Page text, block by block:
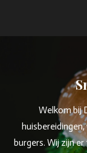
Welkom bij
burgers. Wij zijn